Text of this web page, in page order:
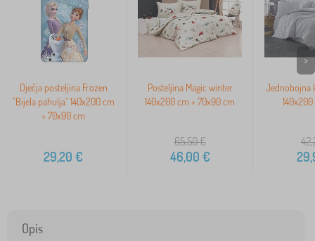
Dječja posteljina Frozen
"Bijela pahulja" 140x200 cm
+ 70x90 cm
29,20 €
Posteljina Magic winter
140x200 cm + 70x90 cm
65,50€
46,00 €
Jednobojna
>
Opis